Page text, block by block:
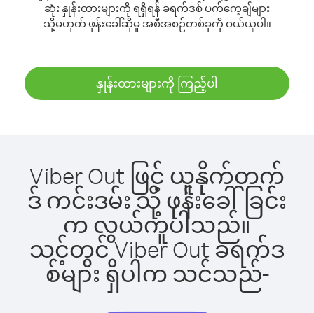
ဆုံး နှုန်းထားများကို ရရှိရန် ခရက်ဒစ် ပက်ကေ့ချ်များ
သို့မဟုတ် ဖုန်းခေါ်ဆိုမှု အစီအစဉ်တစ်ခုကို ဝယ်ယူပါ။
နှုန်းထားများကို ကြည့်ပါ
Viber Out ဖြင့် ယူနိုက်တက်
ဒ် ကင်းဒမ်း သို့ ဖုန်းခေါ်ခြင်း
က လွယ်ကူပါသည်။
သင့်တွင် Viber Out ခရက်ဒ
စ်များ ရှိပါက သင်သည်-